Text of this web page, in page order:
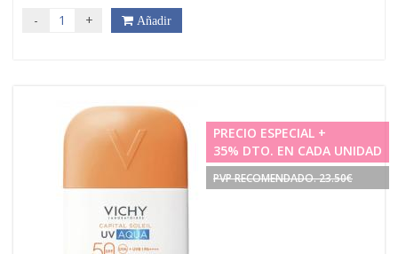
- + Añadir
PRECIO ESPECIAL +
35% DTO. EN CADA UNIDAD
PVP RECOMENDADO. 23.50€